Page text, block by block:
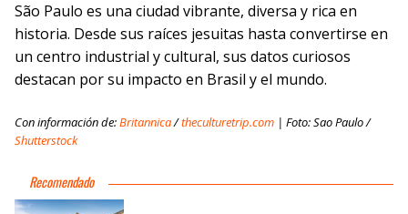
São Paulo es una ciudad vibrante, diversa y rica en
historia. Desde sus raíces jesuitas hasta convertirse en
un centro industrial y cultural, sus datos curiosos
destacan por su impacto en Brasil y el mundo.
Con información de:Britannica/theculturetrip.com | Foto: Sao Paulo /
Shutterstock